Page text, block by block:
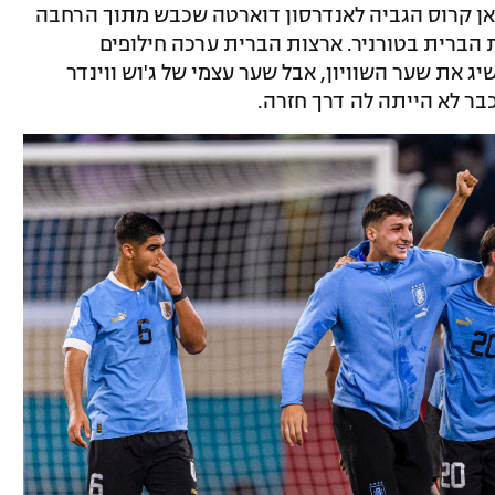
עלתה ליתרון בדקה ה-21, כשחואן קרוס הגביה לאנדרסון דוארטה שכבש מתוך הרחבה
בטורניר. ארצות הברית ערכה חילופים
את שער השוויון, אבל שער עצמי של ג'וש ווינדר